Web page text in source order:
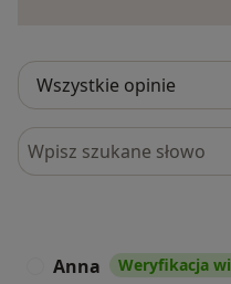
Szukaj w opiniach
Anna Weryfikacja